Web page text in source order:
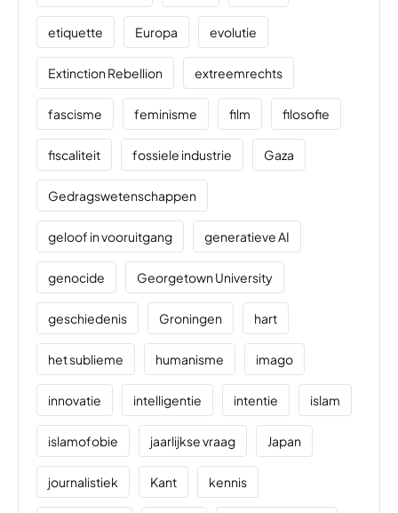
etiquette Europa evolutie
Extinction Rebellion extreemrechts
fascisme feminisme film filosofie
fiscaliteit fossiele industrie Gaza
Gedragswetenschappen
geloof in vooruitgang generatieve AI
genocide Georgetown University
geschiedenis Groningen hart
het sublieme humanisme imago
innovatie intelligentie intentie islam
islamofobie jaarlijkse vraag Japan
journalistiek Kant kennis